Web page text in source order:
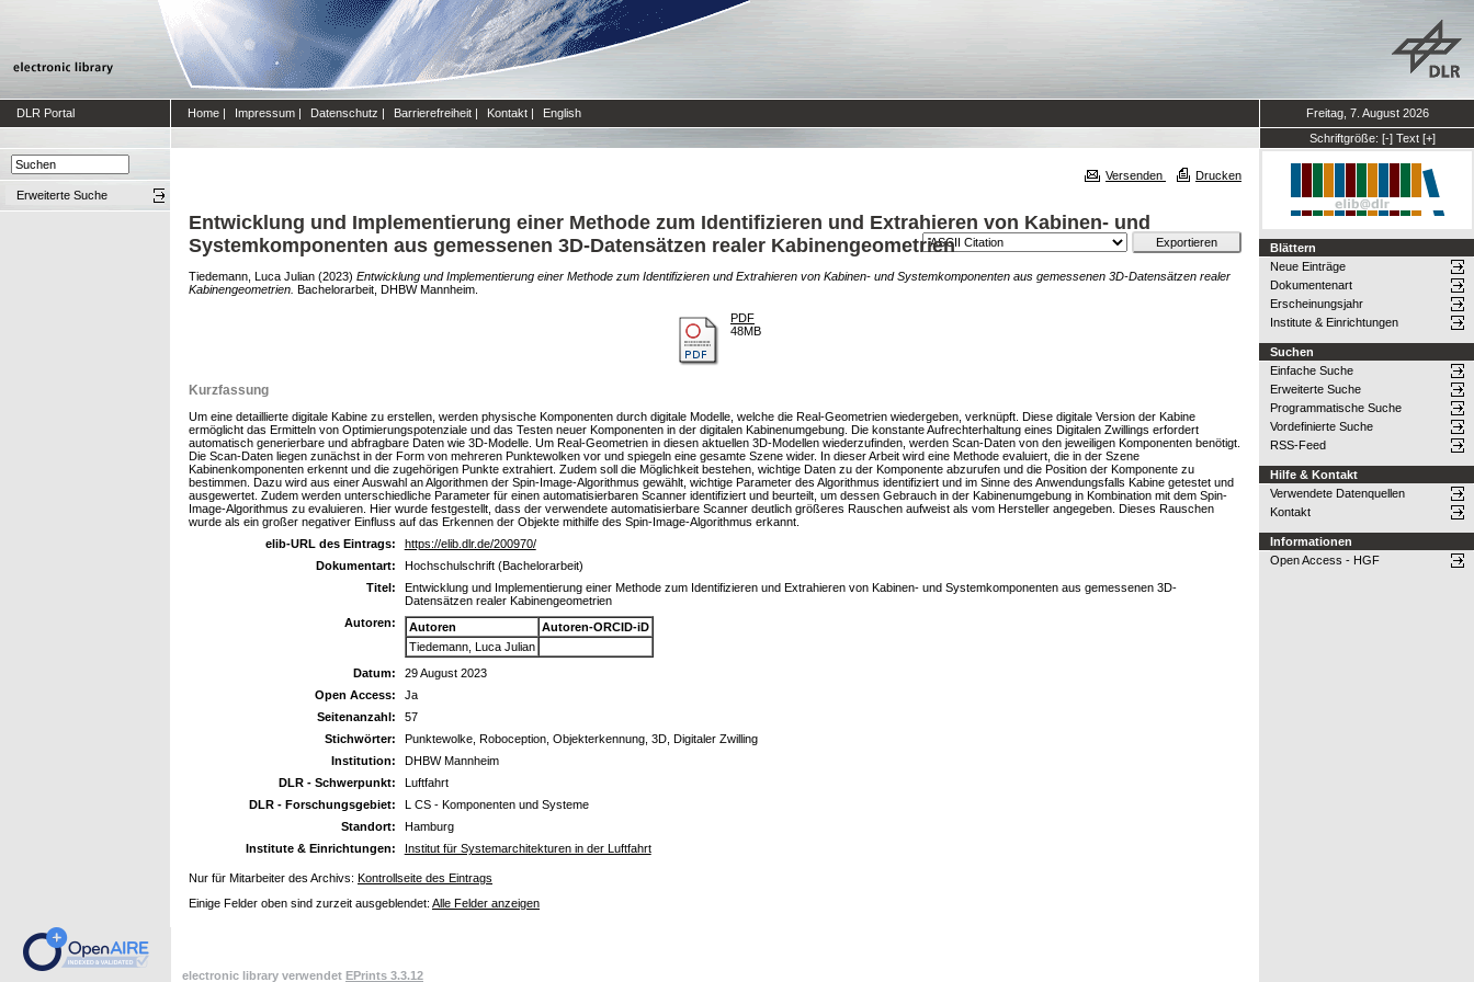
DLR Portal Home | Impressum | Datenschutz | Barrierefreiheit | Kontakt | English
Freitag, 7. August 2026
Schriftgröße: [-] Text [+]
Erweiterte Suche
Versenden Drucken
Entwicklung und Implementierung einer Methode zum Identifizieren und Extrahieren von Kabinen- und
Systemkomponenten aus gemessenen 3D-Datensätzen realer Kabinengeometrien
Tiedemann, Luca Julian (2023) Entwicklung und Implementierung einer Methode zum Identifizieren und Extrahieren von Kabinen- und Systemkomponenten aus gemessenen 3D-Datensätzen realer
Kabinengeometrien. Bachelorarbeit, DHBW Mannheim.
PDF
48MB
Kurzfassung
Um eine detaillierte digitale Kabine zu erstellen, werden physische Komponenten durch digitale Modelle, welche die Real-Geometrien wiedergeben, verknüpft. Diese digitale Version der Kabine
ermöglicht das Ermitteln von Optimierungspotenziale und das Testen neuer Komponenten in der digitalen Kabinenumgebung. Die konstante Aufrechterhaltung eines Digitalen Zwillings erfordert
automatisch generierbare und abfragbare Daten wie 3D-Modelle. Um Real-Geometrien in diesen aktuellen 3D-Modellen wiederzufinden, werden Scan-Daten von den jeweiligen Komponenten benötigt.
Die Scan-Daten liegen zunächst in der Form von mehreren Punktewolken vor und spiegeln eine gesamte Szene wider. In dieser Arbeit wird eine Methode evaluiert, die in der Szene
Kabinenkomponenten erkennt und die zugehörigen Punkte extrahiert. Zudem soll die Möglichkeit bestehen, wichtige Daten zu der Komponente abzurufen und die Position der Komponente zu
bestimmen. Dazu wird aus einer Auswahl an Algorithmen der Spin-Image-Algorithmus gewählt, wichtige Parameter des Algorithmus identifiziert und im Sinne des Anwendungsfalls Kabine getestet und
ausgewertet. Zudem werden unterschiedliche Parameter für einen automatisierbaren Scanner identifiziert und beurteilt, um dessen Gebrauch in der Kabinenumgebung in Kombination mit dem Spin-
Image-Algorithmus zu evaluieren. Hier wurde festgestellt, dass der verwendete automatisierbare Scanner deutlich größeres Rauschen aufweist als vom Hersteller angegeben. Dieses Rauschen
wurde als ein großer negativer Einfluss auf das Erkennen der Objekte mithilfe des Spin-Image-Algorithmus erkannt.
elib-URL des Eintrags:
https://elib.dlr.de/200970/
Dokumentart:
Hochschulschrift (Bachelorarbeit)
Titel:
Entwicklung und Implementierung einer Methode zum Identifizieren und Extrahieren von Kabinen- und Systemkomponenten aus gemessenen 3D-
Datensätzen realer Kabinengeometrien
Autoren:
Autoren
Autoren-ORCID-iD
Tiedemann, Luca Julian
Datum:
29 August 2023
Open Access:
Ja
Seitenanzahl:
57
Stichwörter:
Punktewolke, Roboception, Objekterkennung, 3D, Digitaler Zwilling
Institution:
DHBW Mannheim
DLR - Schwerpunkt:
Luftfahrt
DLR - Forschungsgebiet:
L CS - Komponenten und Systeme
Standort:
Hamburg
Institute & Einrichtungen:
Institut für Systemarchitekturen in der Luftfahrt
Nur für Mitarbeiter des Archivs: Kontrollseite des Eintrags
Einige Felder oben sind zurzeit ausgeblendet: Alle Felder anzeigen
Blättern
Neue Einträge
Dokumentenart
Erscheinungsjahr
Institute & Einrichtungen
Suchen
Einfache Suche
Erweiterte Suche
Programmatische Suche
Vordefinierte Suche
RSS-Feed
Hilfe & Kontakt
Verwendete Datenquellen
Kontakt
Informationen
Open Access - HGF
electronic library verwendet EPrints 3.3.12